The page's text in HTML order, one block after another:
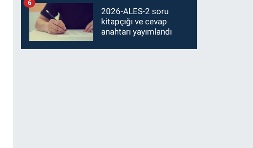
2026-ALES-2 soru
kitapçığı ve cevap
anahtarı yayımlandı
6